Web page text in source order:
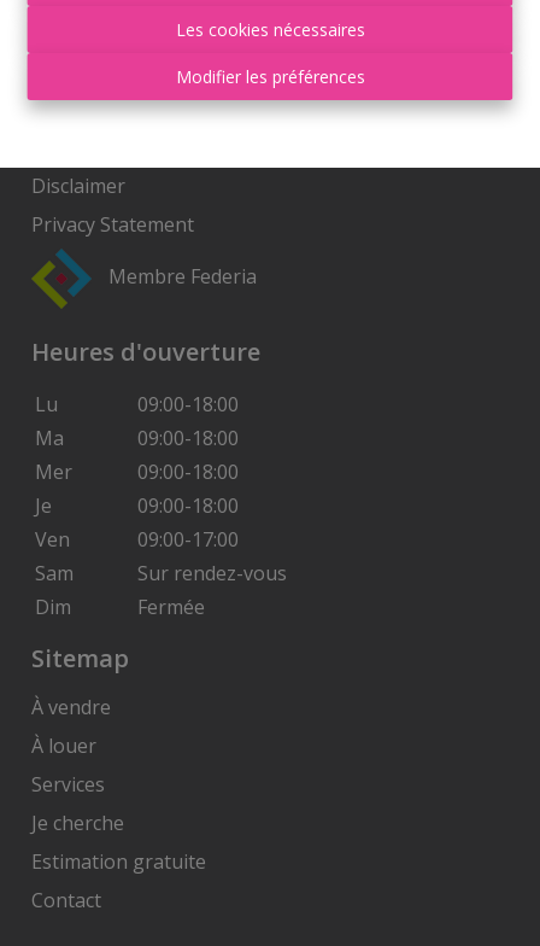
Les cookies nécessaires
Modifier les préférences
Grand’Route (Flh) 548
+32 4 234 21 10
Disclaimer
Privacy Statement
Membre Federia
Heures d'ouverture
Lu
09:00-18:00
Ma
09:00-18:00
Mer
09:00-18:00
Je
09:00-18:00
Ven
09:00-17:00
Sam
Sur rendez-vous
Dim
Fermée
Sitemap
À vendre
À louer
Services
Je cherche
Estimation gratuite
Contact